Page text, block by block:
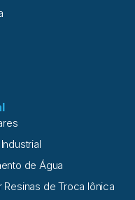
de Água
de Troca Iônica